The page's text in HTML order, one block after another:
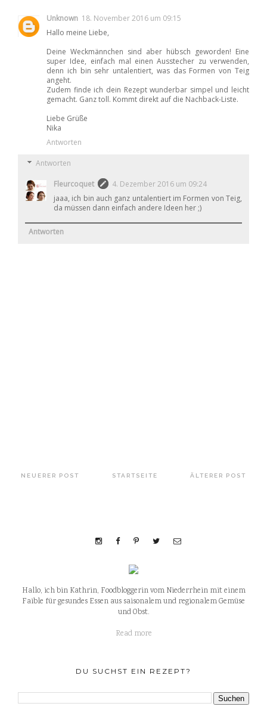
Unknown 18. November 2016 um 09:15
Hallo meine Liebe,
Deine Weckmännchen sind aber hübsch geworden! Eine
super Idee, einfach mal einen Ausstecher zu verwenden,
denn ich bin sehr untalentiert, was das Formen von Teig
angeht.
Zudem finde ich dein Rezept wunderbar simpel und leicht
gemacht. Ganz toll. Kommt direkt auf die Nachback-Liste.
Liebe Grüße
Nika
Antworten
Antworten
Fleurcoquet
4. Dezember 2016 um 09:24
jaaa, ich bin auch ganz untalentiert im Formen von Teig,
da müssen dann einfach andere Ideen her ;)
Antworten
NEUERER POST ÄLTERER POST
STARTSEITE
Hallo, ich bin Kathrin, Foodbloggerin vom Niederrhein mit einem
Faible für gesundes Essen aus saisonalem und regionalem Gemüse
und Obst.
Read more
DU SUCHST EIN REZEPT?